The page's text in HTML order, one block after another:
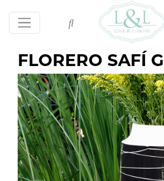
FLORERO SAFÍ